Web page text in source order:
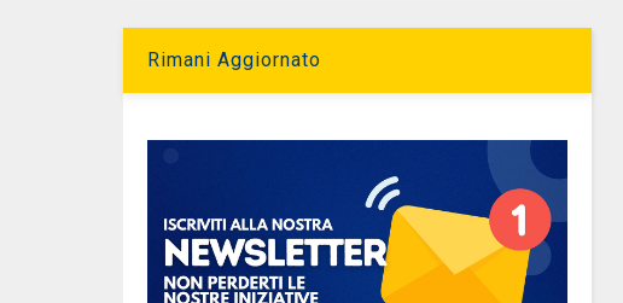
Rimani Aggiornato